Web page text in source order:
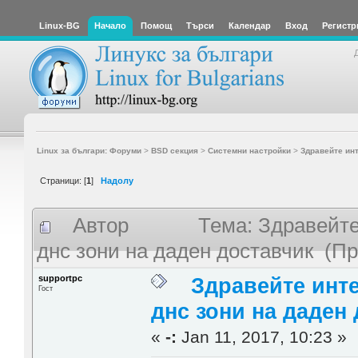
Linux-BG Начало Помощ Търси Календар Вход
Linux за българи: Форуми> BSD секция > Системни настройки> Здравейте
Страници: [1] Надолу
Автор
Тема:
днс зони на даден доставчик
supportpc
Гост
Здравейте
днс зони на даден
«-: Jan 11, 2017, 10:23 »